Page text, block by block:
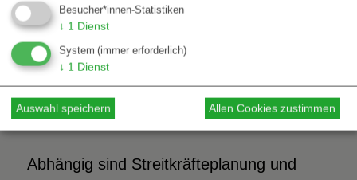
Verteidigungshaushaltes zur Folge. Ohne
diese Maßnahme muß der Umfang der
Streitkräfte jedoch sinken.
Haushalt 1995
Abhängig sind Streitkräfteplanung und
Besucher*innen-Statistiken
↓ 1 Dienst
System (immer erforderlich)
↓ 1 Dienst
Auswahl speichern Allen Cookies zustimmen